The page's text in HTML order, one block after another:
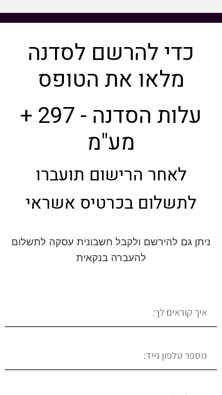
כדי להרשם לסדנה
מלאו את הטופס
עלות הסדנה - 297 +
מע"מ
לאחר הרישום תועברו
לתשלום בכרטיס אשראי
ניתן גם להירשם ולקבל חשבונית עסקה לתשלום
להעברה בנקאית